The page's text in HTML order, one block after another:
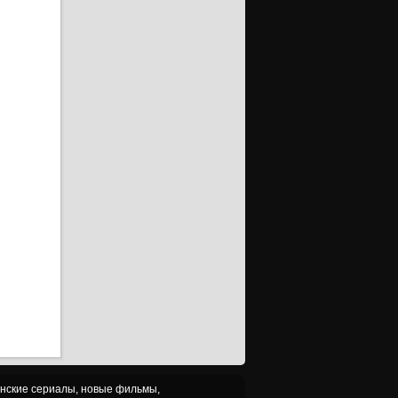
сериалы, новые фильмы,